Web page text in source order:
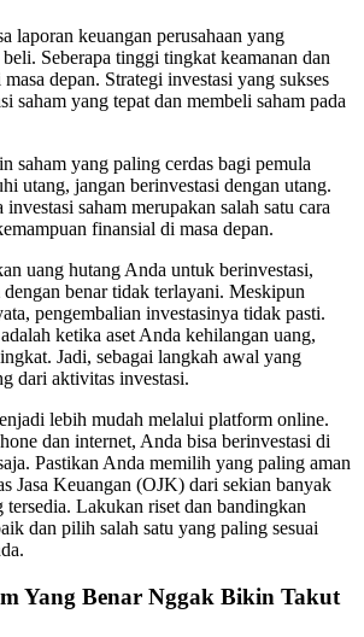
laporan keuangan perusahaan yang
Seberapa tinggi tingkat keamanan dan
depan. Strategi investasi yang sukses
saham yang tepat dan membeli saham pada
saham yang paling cerdas bagi pemula
utang, jangan berinvestasi dengan utang.
saham merupakan salah satu cara
finansial di masa depan.
uang hutang Anda untuk berinvestasi,
benar tidak terlayani. Meskipun
pengembalian investasinya tidak pasti.
ketika aset Anda kehilangan uang,
Jadi, sebagai langkah awal yang
dari aktivitas investasi.
lebih mudah melalui platform online.
dan internet, Anda bisa berinvestasi di
Pastikan Anda memilih yang paling aman
Jasa Keuangan (OJK) dari sekian banyak
tersedia. Lakukan riset dan bandingkan
dan pilih salah satu yang paling sesuai
Yang Benar Nggak Bikin Takut